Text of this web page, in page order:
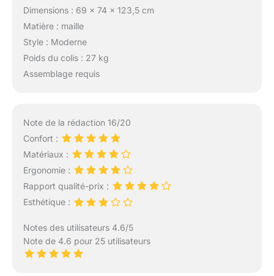
Dimensions : 69 x 74 x 123,5 cm
Matière : maille
Style : Moderne
Poids du colis : 27 kg
Assemblage requis
Note de la rédaction 16/20
Confort :
Matériaux :
Ergonomie :
Rapport qualité-prix :
Esthétique :
Notes des utilisateurs 4.6/5
Note de 4.6 pour 25 utilisateurs